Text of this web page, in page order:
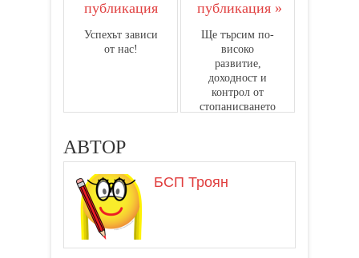
публикация
Успехът зависи
от нас!
публикация »
Ще търсим по-
високо
развитие,
доходност и
контрол от
стопанисването
АВТОР
БСП Троян